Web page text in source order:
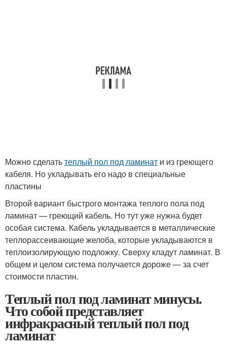
Можно сделатьтеплый пол под ламинат и из греющего
кабеля. Но укладывать его надо в специальные
пластины
Второй вариант быстрого монтажа теплого пола под
ламинат — греющий кабель. Но тут уже нужна будет
особая система. Кабель укладывается в металлические
теплорассеивающие желоба, которые укладываются в
теплоизолирующую подложку. Сверху кладут ламинат. В
общем и целом система получается дороже — за счет
стоимости пластин.
Теплый пол под ламинат минусы.
Что собой представляет
инфракрасный теплый пол под
ламинат